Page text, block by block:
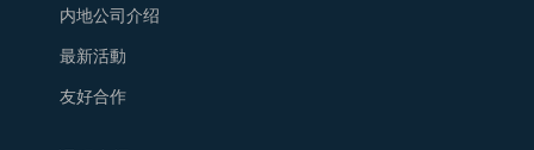
内地公司介绍
最新活動
友好合作